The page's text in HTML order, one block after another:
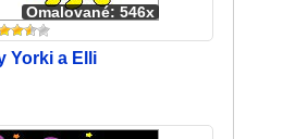
Omalované: 546x
Yorki a Elli